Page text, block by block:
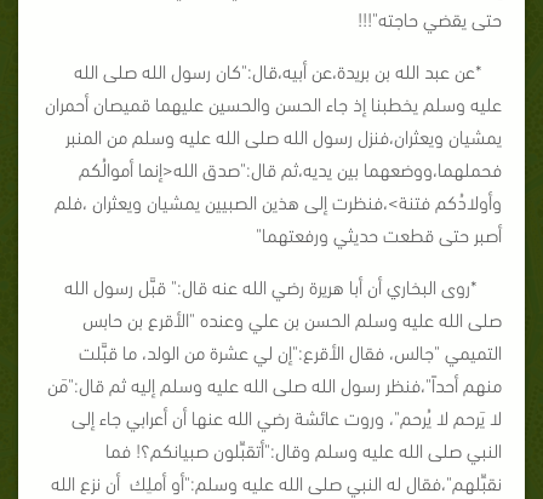
حتى يقضي حاجته"!!!
*عن عبد الله بن بريدة،عن أبيه،قال:"كان رسول الله صلى الله
عليه وسلم يخطبنا إذ جاء الحسن والحسين عليهما قميصان أحمران
يمشيان ويعثران،فنزل رسول الله صلى الله عليه وسلم من المنبر
فحملهما،ووضعهما بين يديه،ثم قال:"صدق الله<إنما أموالُكم
وأولادُكم فتنة>،فنظرت إلى هذين الصبيين يمشيان ويعثران ،فلم
أصبر حتى قطعت حديثي ورفعتهما"
*روى البخاري أن أبا هريرة رضي الله عنه قال:" قبَّل رسول الله
صلى الله عليه وسلم الحسن بن علي وعنده "الأقرع بن حابس
التميمي "جالس، فقال الأقرع:"إن لي عشرة من الولد، ما قبَّلت
منهم أحداً"،فنظر رسول الله صلى الله عليه وسلم إليه ثم قال:"مَن
لا يَرحم لا يُرحم"، وروت عائشة رضي الله عنها أن أعرابي جاء إلى
النبي صلى الله عليه وسلم وقال:"أتقبِّلون صبيانكم؟! فما
نقبِّلهم"،فقال له النبي صلى الله عليه وسلم:"أو أملِك أن نزع الله